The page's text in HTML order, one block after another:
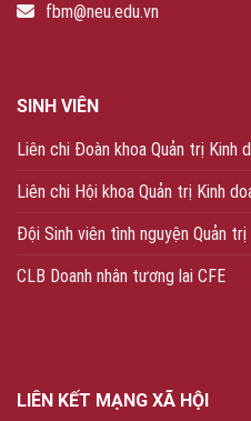
fbm@neu.edu.vn
SINH VIÊN
Liên chi Đoàn khoa Quản trị Kinh
Liên chi Hội khoa Quản trị Kinh
Đội Sinh viên tình nguyện Quản trị
CLB Doanh nhân tương lai CFE
LIÊN KẾT MẠNG XÃ HỘI